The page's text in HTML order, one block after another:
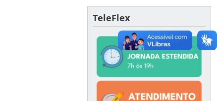
TeleFlex